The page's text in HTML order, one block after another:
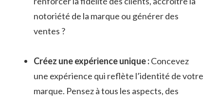
notoriété de la marque ou générer des
ventes ?
Créez une expérience unique :Concevez
une expérience ⁣qui reflète l’identité de votre
marque. Pensez ‌à⁢ tous les⁣ aspects, des